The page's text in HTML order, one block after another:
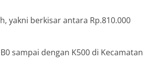
yakni berkisar antara Rp.810.000
sampai dengan K500 di Kecamatan